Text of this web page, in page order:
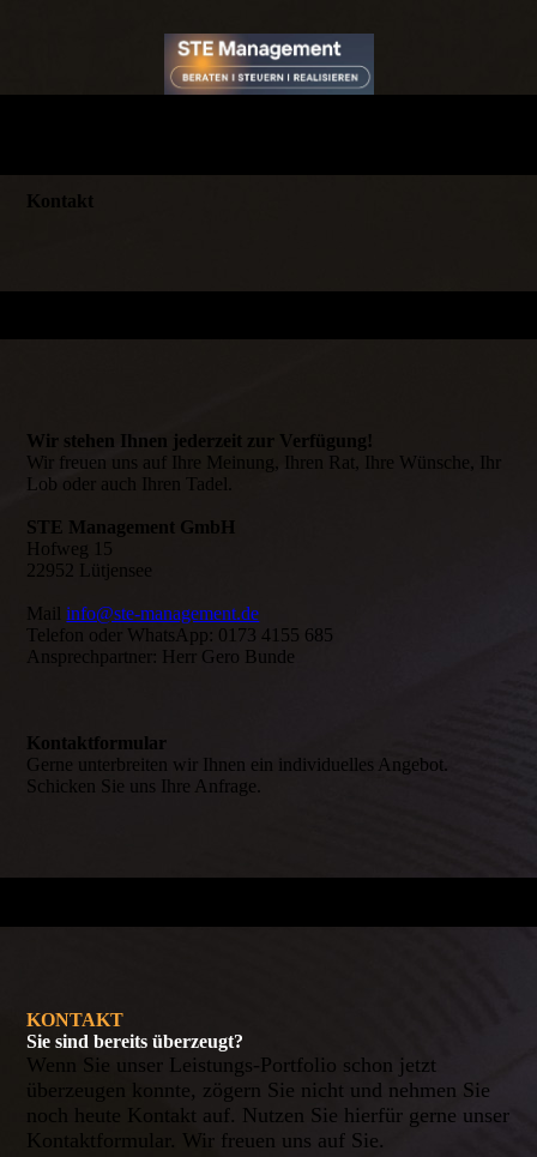
Kontakt
Wir stehen Ihnen jederzeit zur Verfügung!
Wir freuen uns auf Ihre Meinung, Ihren Rat, Ihre Wünsche, Ihr
Lob oder auch Ihren Tadel.
STE Management GmbH
Hofweg 15
22952 Lütjensee
Mailinfo@ste-management.de
Telefon oder WhatsApp: 0173 4155 685
Ansprechpartner: Herr Gero Bunde
Kontaktformular
Gerne unterbreiten wir Ihnen ein individuelles Angebot.
Schicken Sie uns Ihre Anfrage.
KONTAKT
Sie sind bereits überzeugt?
Wenn Sie unser Leistungs-Portfolio schon jetzt
überzeugen konnte, zögern Sie nicht und nehmen Sie
noch heute Kontakt auf. Nutzen Sie hierfür gerne unser
Kontaktformular. Wir freuen uns auf Sie.